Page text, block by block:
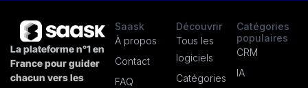
La plateforme n°1 en
France pour guider
chacun vers les
Saask
À propos
Contact
FAQ
Découvrir
Tous les
logiciels
Catégories
Catégories
populaires
CRM
IA